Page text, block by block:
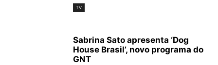
TV
Sabrina Sato apresenta ‘Dog
House Brasil’, novo programa do
GNT